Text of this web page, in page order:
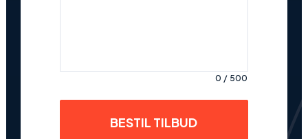
0 / 500
BESTIL TILBUD